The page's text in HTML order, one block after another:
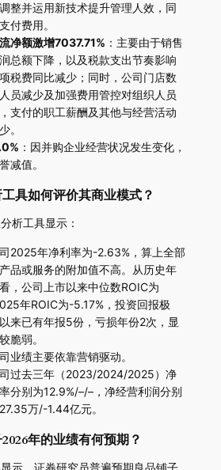
整并运用新技术提升管理人效，同
付费用。
净额激增7037.71% ：主要由于销售
总额下降，以及税款支出节奏影响
税费同比减少；同时，公司门店数
员减少及加强费用管控对组织人员
支付的职工薪酬及其他与经营活动
。
：因并购企业经营状况发生变化，
减值。
具如何评价其商业模式？
析工具显示：
2025年净利率为-2.63%，算上全部
品或服务的附加值不高。从历史年
，公司上市以来中位数ROIC为
年ROIC为-5.17%，投资回报极
来已有年报5份，亏损年份2次，显
脆弱。
业绩主要依靠营销驱动。
过去三年（2023/2024/2025）净
分别为12.9%/–/–，净经营利润分别
万/-1.44亿元。
年的业绩有何预期？
示，证券研究员普遍预期良品铺子